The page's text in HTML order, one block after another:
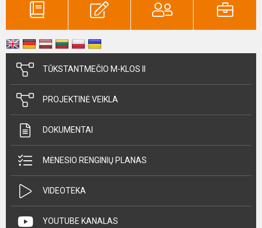
TŪKSTANTMEČIO M-KLOS II
PROJEKTINĖ VEIKLA
DOKUMENTAI
MĖNESIO RENGINIŲ PLANAS
VIDEOTEKA
YOUTUBE KANALAS